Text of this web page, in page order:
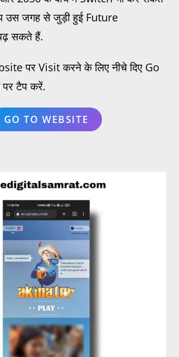
उस जगह से जुड़ी हुई Future
सकते हैं.
पर Visit करने के लिए नीचे दिए Go
टैप करें.
GO TO WEBSITE